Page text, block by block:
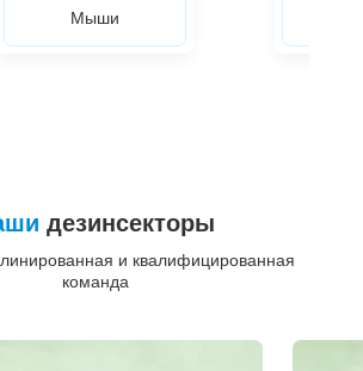
Мыши
дезинсекторы
и квалифицированная
команда